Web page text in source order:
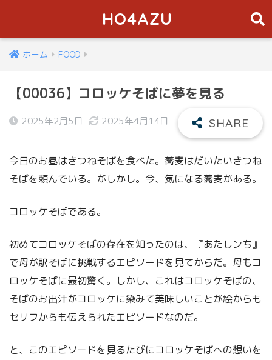
HO4AZU
ホーム FOOD
【00036】コロッケそばに夢を見る
2025年2月5日 2025年4月14日
今日のお昼はきつねそばを食べた。蕎麦はだいたいきつね
そばを頼んでいる。がしかし。今、気になる蕎麦がある。
コロッケそばである。
初めてコロッケそばの存在を知ったのは、『あたしンち』
で母が駅そばに挑戦するエピソードを見てからだ。母もコ
ロッケそばに最初驚く。しかし、これはコロッケそばの、
そばのお出汁がコロッケに染みて美味しいことが絵からも
セリフからも伝えられたエピソードなのだ。
と、このエピソードを見るたびにコロッケそばへの想いを